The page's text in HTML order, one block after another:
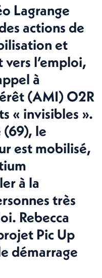
Lagrange
actions de
et
vers l’emploi,
à
(AMI) O2R
« invisibles ».
(69), le
est mobilisé,
à la
très
Rebecca
Pic Up
démarrage